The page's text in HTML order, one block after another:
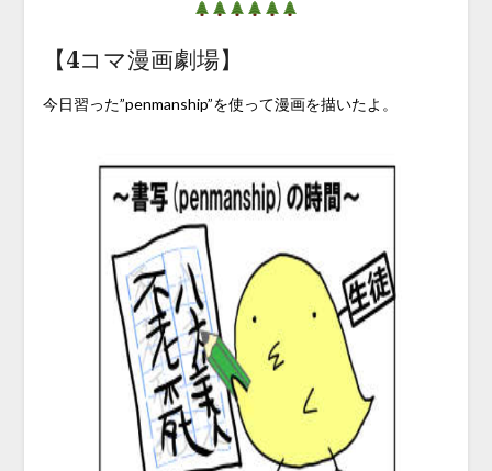
【4コマ漫画劇場】
今日習った”penmanship”を使って漫画を描いたよ。